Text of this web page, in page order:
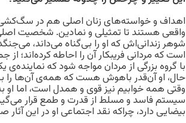
اهداف و خواسته‌های زنان اصلی هم در
واقعی هستند تا تمثیلی و نمادین. شخصیت
شوهر زندانی‌اش که او را بی‌گناه می‌داند،
است که مردانی فریبکار آن را احاطه کرده‌اند؛
با گروه بزرگی از مردان مواجه شود که
حال، او آن‌قدر باهوش هست که همه‌ی آن‌ها
وقتی همه خوابیم نیز قوی و همدل است، اما
سیستم فاسد و مسلط از قدرت و طمع قرار
بیضایی دارد، چراکه نقد اجتماعی او در این